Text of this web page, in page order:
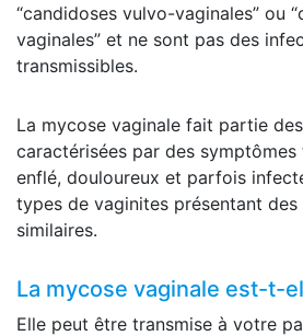
“candidoses vulvo-vaginales” ou
vaginales” et ne sont pas des
transmissibles.
La mycose vaginale fait partie
caractérisées par des symptômes
enflé, douloureux et parfois
types de vaginites présentant
similaires.
La mycose vaginale est-t-
Elle peut être transmise à votre